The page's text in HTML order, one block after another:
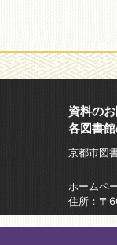
資料の
各図書
京都市図
ホームペ
住所：〒